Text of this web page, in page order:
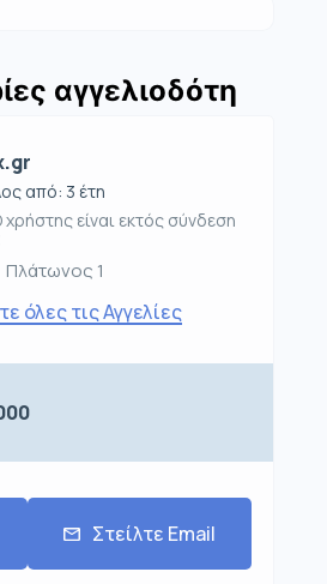
αγγελιοδότη
από: 3 έτη
χρήστης είναι εκτός σύνδεση
Πλάτωνος 1
όλες τις Αγγελίες
Στείλτε Email